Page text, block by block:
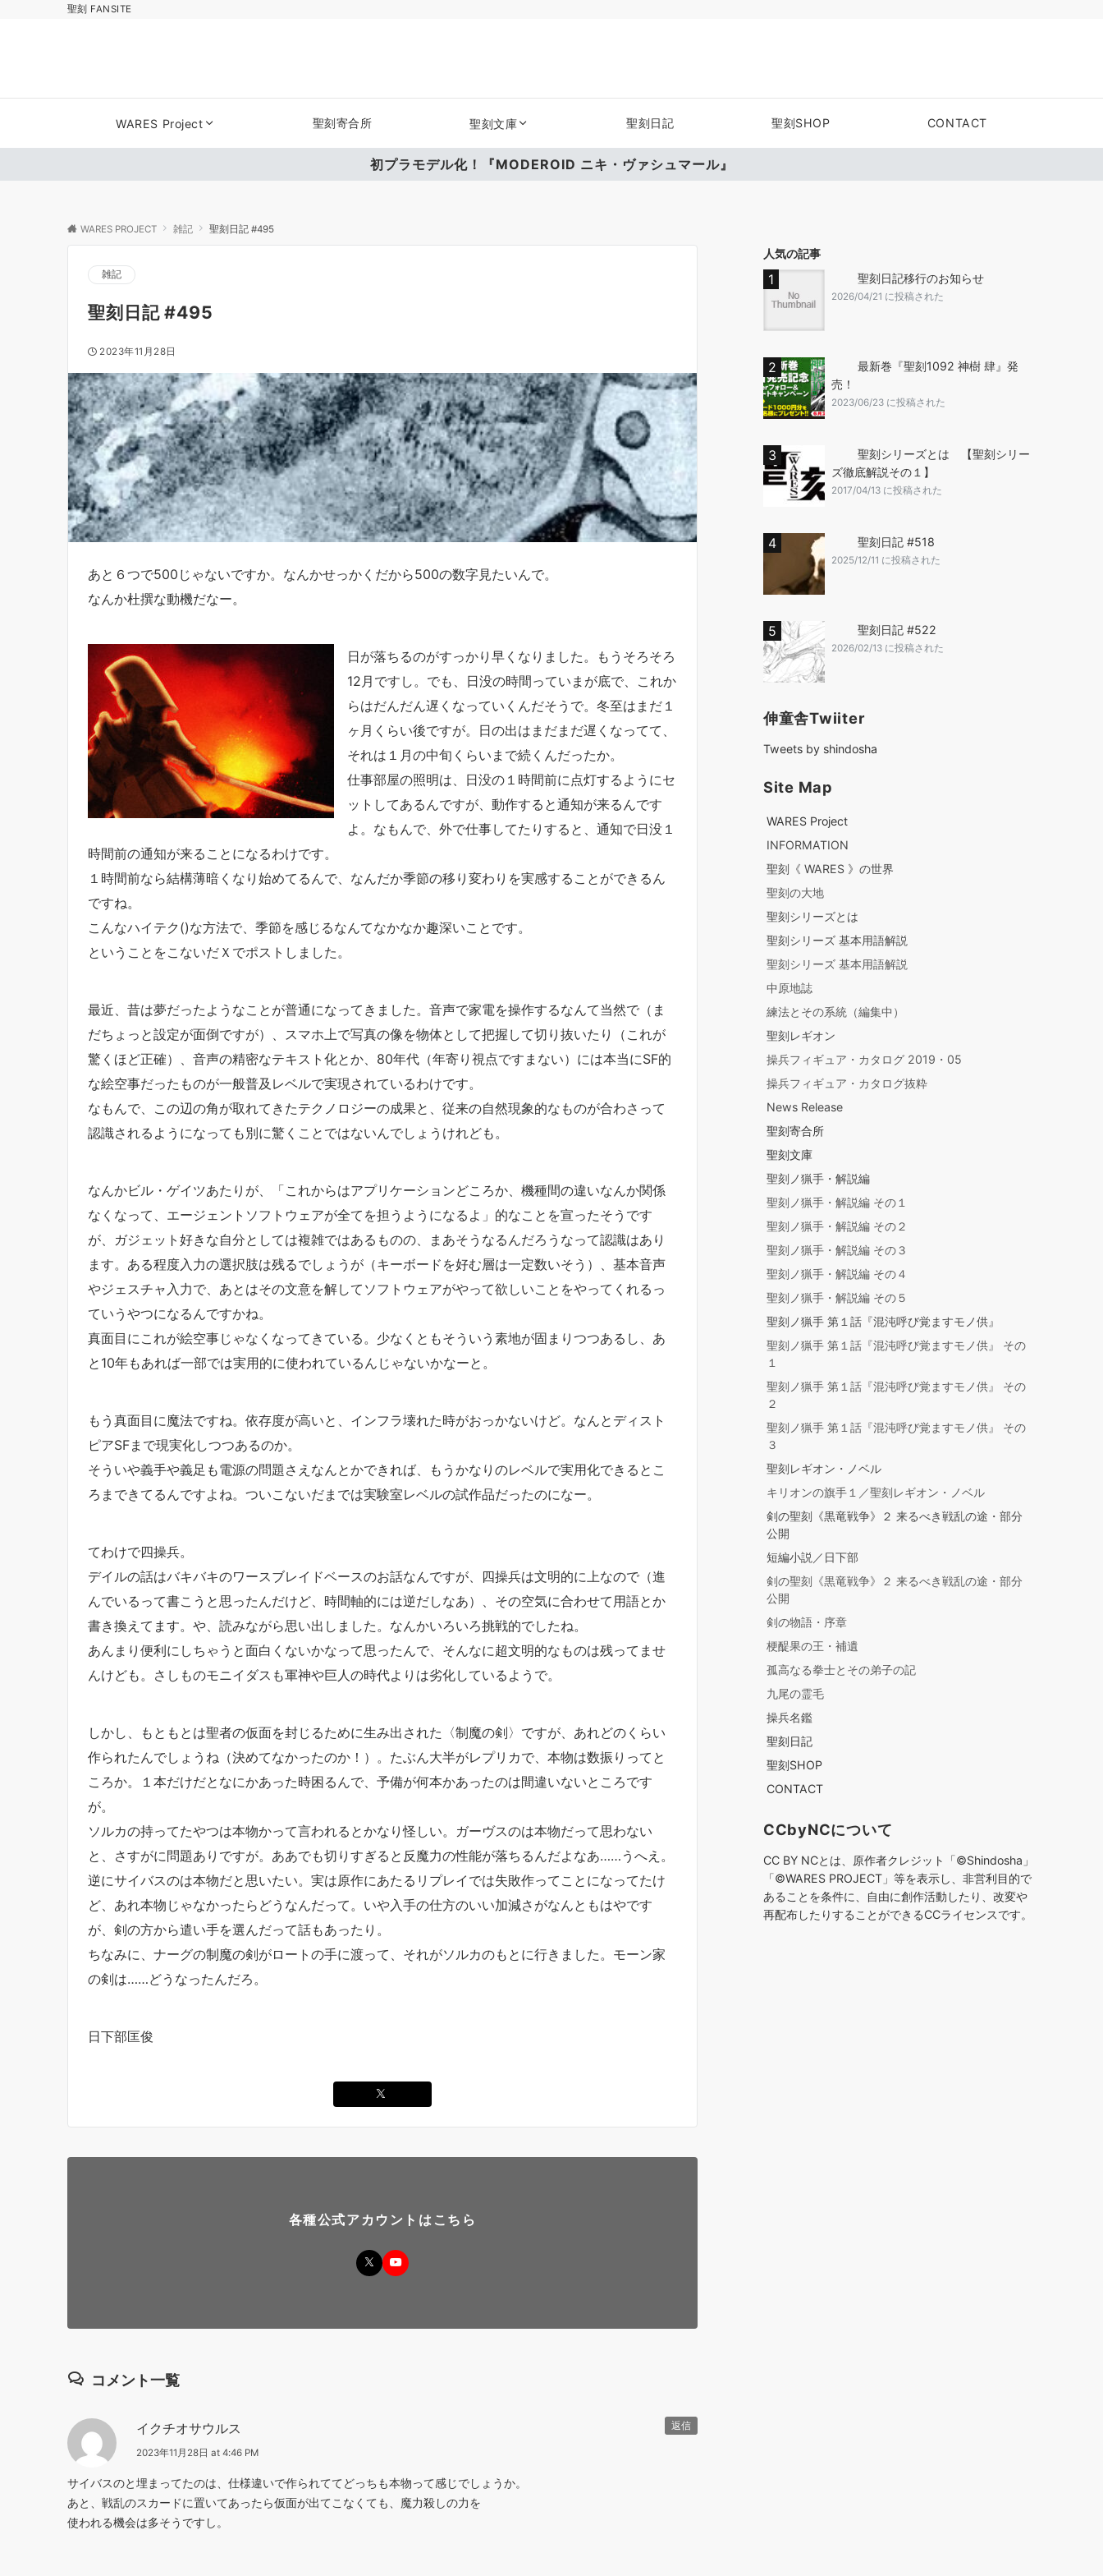
聖刻 FANSITE
WARES Project 聖刻寄合所 聖刻文庫 聖刻日記 聖刻SHOP CONTACT
初プラモデル化！『MODEROID ニキ・ヴァシュマール』
WARES PROJECT 雑記 聖刻日記 #495
雑記
聖刻日記 #495
2023年11月28日
あと６つで500じゃないですか。なんかせっかくだから500の数字見たいんで。
なんか杜撰な動機だなー。
日が落ちるのがすっかり早くなりました。もうそろそろ
12月ですし。でも、日没の時間っていまが底で、これか
らはだんだん遅くなっていくんだそうで。冬至はまだ１
ヶ月くらい後ですが。日の出はまだまだ遅くなってて、
それは１月の中旬くらいまで続くんだったか。
仕事部屋の照明は、日没の１時間前に点灯するようにセ
ットしてあるんですが、動作すると通知が来るんです
よ。なもんで、外で仕事してたりすると、通知で日没１
時間前の通知が来ることになるわけです。
１時間前なら結構薄暗くなり始めてるんで、なんだか季節の移り変わりを実感することができるん
ですね。
こんなハイテク()な方法で、季節を感じるなんてなかなか趣深いことです。
ということをこないだＸでポストしました。
最近、昔は夢だったようなことが普通になってきました。音声で家電を操作するなんて当然で（ま
だちょっと設定が面倒ですが）、スマホ上で写真の像を物体として把握して切り抜いたり（これが
驚くほど正確）、音声の精密なテキスト化とか、80年代（年寄り視点ですまない）には本当にSF的
な絵空事だったものが一般普及レベルで実現されているわけです。
なもんで、この辺の角が取れてきたテクノロジーの成果と、従来の自然現象的なものが合わさって
認識されるようになっても別に驚くことではないんでしょうけれども。
なんかビル・ゲイツあたりが、「これからはアプリケーションどころか、機種間の違いなんか関係
なくなって、エージェントソフトウェアが全てを担うようになるよ」的なことを宣ったそうです
が、ガジェット好きな自分としては複雑ではあるものの、まあそうなるんだろうなって認識はあり
ます。ある程度入力の選択肢は残るでしょうが（キーボードを好む層は一定数いそう）、基本音声
やジェスチャ入力で、あとはその文意を解してソフトウェアがやって欲しいことをやってくれるっ
ていうやつになるんですかね。
真面目にこれが絵空事じゃなくなってきている。少なくともそういう素地が固まりつつあるし、あ
と10年もあれば一部では実用的に使われているんじゃないかなーと。
もう真面目に魔法ですね。依存度が高いと、インフラ壊れた時がおっかないけど。なんとディスト
ピアSFまで現実化しつつあるのか。
そういや義手や義足も電源の問題さえなんとかできれば、もうかなりのレベルで実用化できるとこ
ろまできてるんですよね。ついこないだまでは実験室レベルの試作品だったのになー。
てわけで四操兵。
デイルの話はバキバキのワースブレイドベースのお話なんですが、四操兵は文明的に上なので（進
んでいるって書こうと思ったんだけど、時間軸的には逆だしなあ）、その空気に合わせて用語とか
書き換えてます。や、読みながら思い出しました。なんかいろいろ挑戦的でしたね。
あんまり便利にしちゃうと面白くないかなって思ったんで、そんなに超文明的なものは残ってませ
んけども。さしものモニイダスも軍神や巨人の時代よりは劣化しているようで。
しかし、もともとは聖者の仮面を封じるために生み出された〈制魔の剣〉ですが、あれどのくらい
作られたんでしょうね（決めてなかったのか！）。たぶん大半がレプリカで、本物は数振りってと
ころか。１本だけだとなにかあった時困るんで、予備が何本かあったのは間違いないところです
が。
ソルカの持ってたやつは本物かって言われるとかなり怪しい。ガーヴスのは本物だって思わない
と、さすがに問題ありですが。ああでも切りすぎると反魔力の性能が落ちるんだよなあ……うへえ。
逆にサイバスのは本物だと思いたい。実は原作にあたるリプレイでは失敗作ってことになってたけ
ど、あれ本物じゃなかったらどうなんだって。いや入手の仕方のいい加減さがなんともはやです
が、剣の方から遣い手を選んだって話もあったり。
ちなみに、ナーグの制魔の剣がロートの手に渡って、それがソルカのもとに行きました。モーン家
の剣は……どうなったんだろ。
日下部匡俊
各種公式アカウントはこちら
コメント一覧
返信
イクチオサウルス
2023年11月28日 at 4:46 PM
サイバスのと埋まってたのは、仕様違いで作られててどっちも本物って感じでしょうか。
あと、戦乱のスカードに置いてあったら仮面が出てこなくても、魔力殺しの力を
使われる機会は多そうですし。
人気の記事
聖刻日記移行のお知らせ
2026/04/21 に投稿された
最新巻『聖刻1092 神樹 肆』発
売！
2023/06/23 に投稿された
聖刻シリーズとは 【聖刻シリー
ズ徹底解説その１】
2017/04/13 に投稿された
聖刻日記 #518
2025/12/11 に投稿された
聖刻日記 #522
2026/02/13 に投稿された
伸童舎Twiiter
Tweets by shindosha
Site Map
WARES Project
INFORMATION
聖刻《 WARES 》の世界
聖刻の大地
聖刻シリーズとは
聖刻シリーズ 基本用語解説
聖刻シリーズ 基本用語解説
中原地誌
練法とその系統（編集中）
聖刻レギオン
操兵フィギュア・カタログ 2019・05
操兵フィギュア・カタログ抜粋
News Release
聖刻寄合所
聖刻文庫
聖刻ノ猟手・解説編
聖刻ノ猟手・解説編 その１
聖刻ノ猟手・解説編 その２
聖刻ノ猟手・解説編 その３
聖刻ノ猟手・解説編 その４
聖刻ノ猟手・解説編 その５
聖刻ノ猟手 第１話『混沌呼び覚ますモノ供』
聖刻ノ猟手 第１話『混沌呼び覚ますモノ供』 その
１
聖刻ノ猟手 第１話『混沌呼び覚ますモノ供』 その
２
聖刻ノ猟手 第１話『混沌呼び覚ますモノ供』 その
３
聖刻レギオン・ノベル
キリオンの旗手１／聖刻レギオン・ノベル
剣の聖刻《黒竜戦争》２ 来るべき戦乱の途・部分
公開
短編小説／日下部
剣の聖刻《黒竜戦争》２ 来るべき戦乱の途・部分
公開
剣の物語・序章
梗醍果の王・補遺
孤高なる拳士とその弟子の記
九尾の霊毛
操兵名鑑
聖刻日記
聖刻SHOP
CONTACT
CCbyNCについて
CC BY NCとは、原作者クレジット「©︎Shindosha」
「©︎WARES PROJECT」等を表示し、非営利目的で
あることを条件に、自由に創作活動したり、改変や
再配布したりすることができるCCライセンスです。